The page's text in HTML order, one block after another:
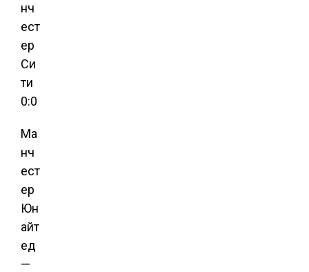
нч
ест
ер
Си
ти
0:0
Ма
нч
ест
ер
Юн
айт
ед
—